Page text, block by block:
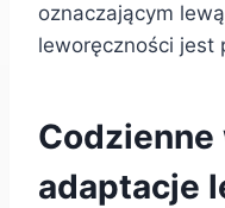
oznaczającym
leworęczności jest
adaptacje